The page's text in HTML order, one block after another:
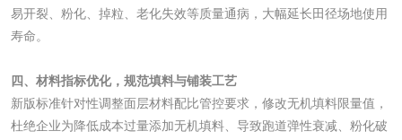
易开裂、粉化、掉粒、老化失效等质量通病，大幅延长田径场地使用
寿命。
四、材料指标优化，规范填料与铺装工艺
新版标准针对性调整面层材料配比管控要求，修改无机填料限量值，
杜绝企业为降低成本过量添加无机填料、导致跑道弹性衰减、粉化破
颜料油墨
油墨检测 凹版油墨和柔印油